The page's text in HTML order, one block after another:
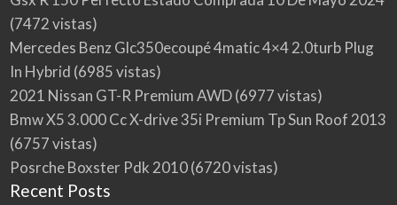
(7472 vistas)
Mercedes Benz Glc350ecoupé 4matic 4×4 2.0turb Plug
In Hybrid (6985 vistas)
2021 Nissan GT-R Premium AWD(6977 vistas)
Bmw X5 3.000 Cc X-drive 35i Premium Tp Sun Roof 2013
(6757 vistas)
Posrche Boxster Pdk 2010(6720 vistas)
Recent Posts